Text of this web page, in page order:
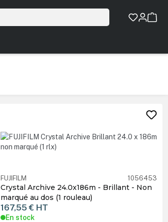
FUJIFILM 1056453
Crystal Archive 24.0x186m - Brillant - Non
marqué au dos (1 rouleau)
167,55 € HT
En stock